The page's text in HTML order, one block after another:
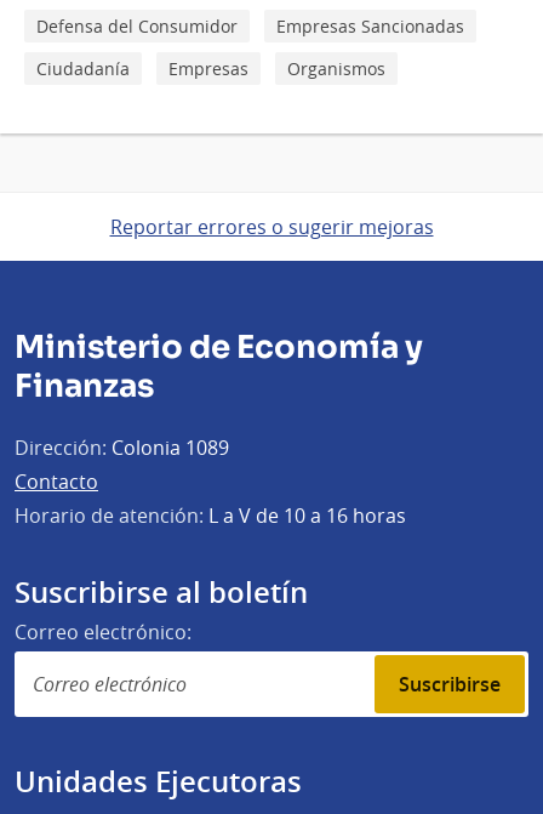
Defensa del Consumidor
Empresas Sancionadas
Ciudadanía
Empresas Organismos
Reportar errores o sugerir mejoras
Ministerio de Economía y
Finanzas
Dirección: Colonia 1089
Contacto
Horario de atención: L a V de 10 a 16 horas
Suscribirse al boletín
Correo electrónico:
Suscribirse
Unidades Ejecutoras